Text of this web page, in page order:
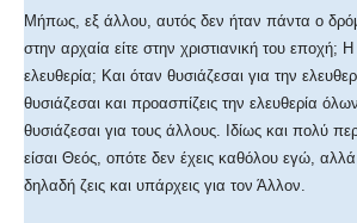
Μήπως, εξ άλλου, αυτός δεν ήταν πάντα ο
στην αρχαία είτε στην χριστιανική του εποχή;
ελευθερία; Και όταν θυσιάζεσαι για την
θυσιάζεσαι και προασπίζεις την ελευθερία
θυσιάζεσαι για τους άλλους. Ιδίως και πολύ
είσαι Θεός, οπότε δεν έχεις καθόλου εγώ,
δηλαδή ζεις και υπάρχεις για τον Άλλον.